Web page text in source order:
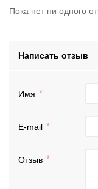
Пока нет ни одного
Написать отзыв
Имя
E-mail
Отзыв